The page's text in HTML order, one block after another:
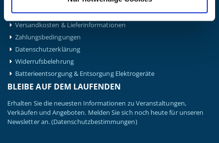
Preisvorschlag erstellen
Versandkosten & Lieferinformationen
Zahlungsbedingungen
Datenschutzerklärung
Widerrufsbelehrung
Batterieentsorgung & Entsorgung Elektrogeräte
BLEIBE AUF DEM LAUFENDEN
Erhalten Sie die neuesten Informationen zu Veranstaltungen,
Verkäufen und Angeboten. Melden Sie sich noch heute für unseren
Newsletter an.(Datenschutzbestimmungen)